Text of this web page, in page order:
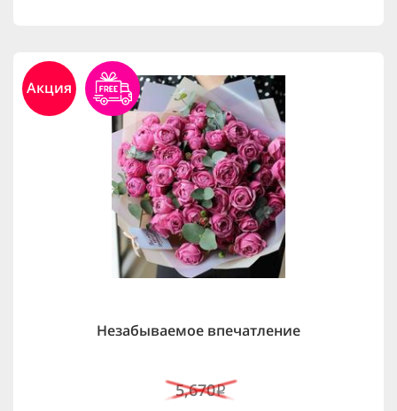
Акция
Незабываемое впечатление
5,670i